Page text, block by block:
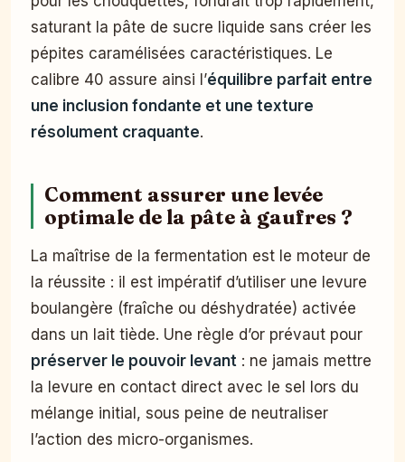
saturant la pâte de sucre liquide sans créer les
pépites caramélisées caractéristiques. Le
calibre 40 assure ainsi l’équilibre parfait entre
une inclusion fondante et une texture
résolument craquante.
Comment assurer une levée
optimale de la pâte à gaufres ?
La maîtrise de la fermentation est le moteur de
la réussite : il est impératif d’utiliser une levure
boulangère (fraîche ou déshydratée) activée
dans un lait tiède. Une règle d’or prévaut pour
préserver le pouvoir levant : ne jamais mettre
la levure en contact direct avec le sel lors du
mélange initial, sous peine de neutraliser
l’action des micro-organismes.